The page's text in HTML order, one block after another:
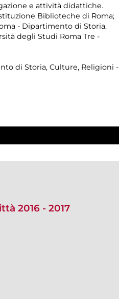
e attività didattiche.
Biblioteche di Roma;
- Dipartimento di Storia,
degli Studi Roma Tre -
di Storia, Culture, Religioni -
2016 - 2017